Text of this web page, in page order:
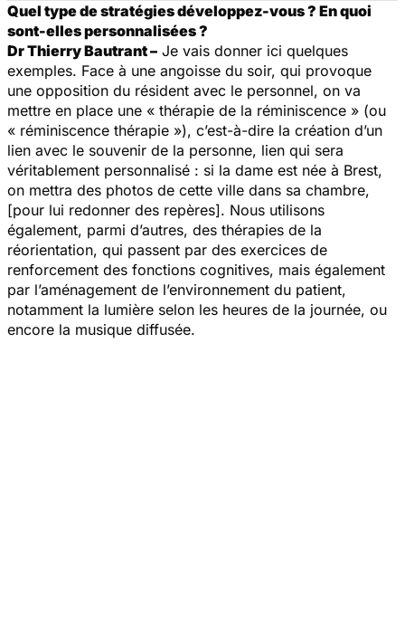
Quel type de stratégies développez-vous ? En quoi
sont-elles personnalisées ?
Dr Thierry Bautrant – Je vais donner ici quelques
exemples. Face à une angoisse du soir, qui provoque
une opposition du résident avec le personnel, on va
mettre en place une « thérapie de la réminiscence » (ou
« réminiscence thérapie »), c’est-à-dire la création d’un
lien avec le souvenir de la personne, lien qui sera
véritablement personnalisé : si la dame est née à Brest,
on mettra des photos de cette ville dans sa chambre,
[pour lui redonner des repères]. Nous utilisons
également, parmi d’autres, des thérapies de la
réorientation, qui passent par des exercices de
renforcement des fonctions cognitives, mais également
par l’aménagement de l’environnement du patient,
notamment la lumière selon les heures de la journée, ou
encore la musique diffusée.